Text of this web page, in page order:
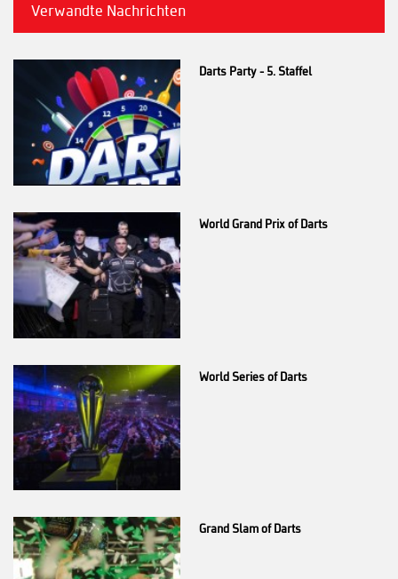
Verwandte Nachrichten
Darts Party - 5. Staffel
World Grand Prix of Darts
World Series of Darts
Grand Slam of Darts